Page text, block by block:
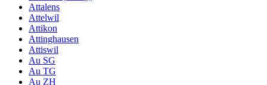
Attalens
Attelwil
Attikon
Attinghausen
Attiswil
Au SG
Au TG
Au ZH